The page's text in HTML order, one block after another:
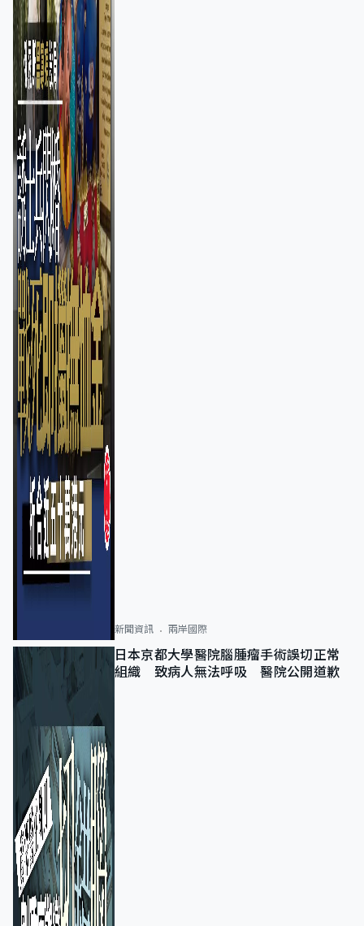
新聞資訊 兩岸國際
日本京都大學醫院腦腫瘤手術誤切正常
組織 致病人無法呼吸 醫院公開道歉